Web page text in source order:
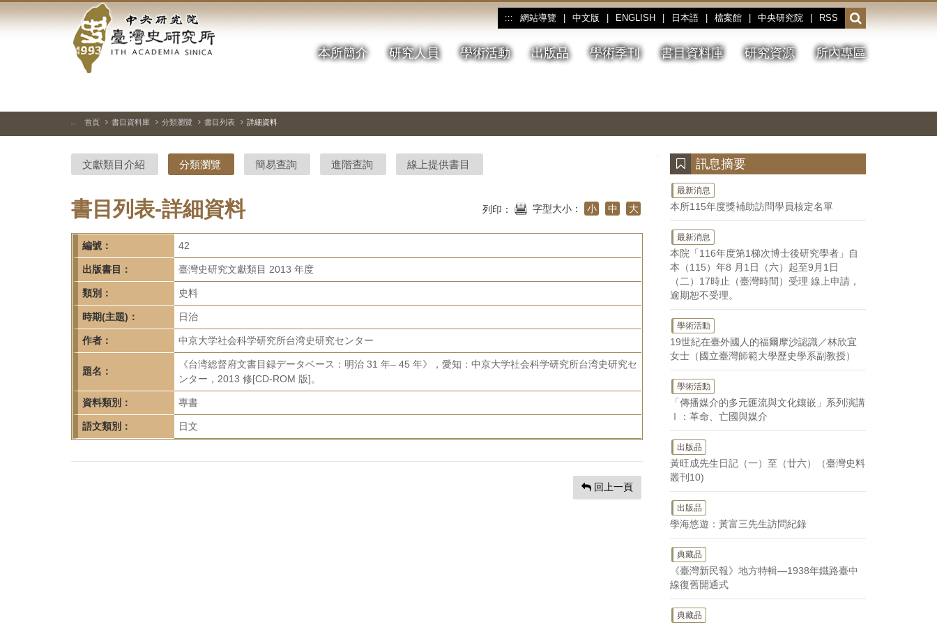
到
中
央
研
院-
臺
灣
史
研
究
所-
首
頁
::: 網站導覽 中文版 ENGLISH 日本語 檔案館 中央研究院 RSS
開
啟
或
收
本所簡介 研究人員 學術活動 出版品 學術季刊 書目資料庫 研究資源 所內專區
停、
圖
圖
結
::: 首頁 書目資料庫 分類瀏覽 書目列表 詳細資料
文獻類目介紹 分類瀏覽 簡易查詢 進階查詢 線上提供書目
書目列表-詳細資料 列印： 字型大小： 小 中 大
編號： 42
出版書目： 臺灣史研究文獻類目 2013 年度
類別： 史料
時期(主題)： 日治
作者： 中京大学社会科学研究所台湾史研究センター
題名：
《台湾総督府文書目録データベース：明治 31 年– 45 年》，愛知：中京大学社会科学研究所台湾史研究セ
ンター，2013 修[CD-ROM 版]。
資料類別： 專書
語文類別： 日文
回上一頁
訊息摘要
最新消息
本所115年度獎補助訪問學員核定名單
最新消息
本院「116年度第1梯次博士後研究學者」自
本（115）年8 月1日（六）起至9月1日
（二）17時止（臺灣時間）受理 線上申請，
逾期恕不受理。
學術活動
19世紀在臺外國人的福爾摩沙認識／林欣宜
女士（國立臺灣師範大學歷史學系副教授）
學術活動
「傳播媒介的多元匯流與文化鑲嵌」系列演講
Ⅰ：革命、亡國與媒介
出版品
黃旺成先生日記（一）至（廿六）（臺灣史料
叢刊10)
出版品
學海悠遊：黃富三先生訪問紀錄
典藏品
《臺灣新民報》地方特輯—1938年鐵路臺中
線復舊開通式
典藏品